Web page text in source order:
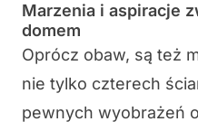
Marzenia i aspiracje
domem
Oprócz obaw, są też
nie tylko czterech
pewnych wyobrażeń